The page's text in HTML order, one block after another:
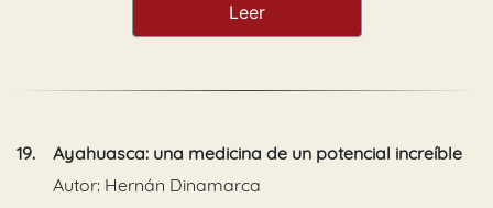
Leer
19.
Ayahuasca: una medicina de un potencial increíble
Autor: Hernán Dinamarca